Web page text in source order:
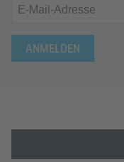
E-Mail-Adresse